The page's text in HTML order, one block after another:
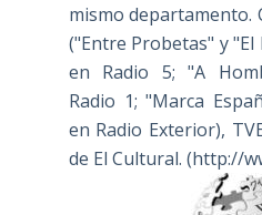
mismo departamento.
("Entre Probetas" y
en Radio 5; "A
Radio 1; "Marca
en Radio Exterior),
de El Cultural. (http://